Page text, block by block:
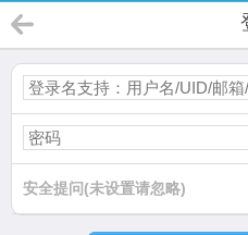
安全提问(未设置请忽略)